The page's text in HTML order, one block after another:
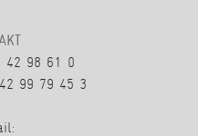
42 98 61 0
99 79 45 3